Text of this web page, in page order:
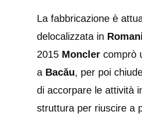
La fabbricazione è
delocalizzata in
2015 Moncler comprò
a Bacǎu, per poi
di accorpare le attività
struttura per riuscire a